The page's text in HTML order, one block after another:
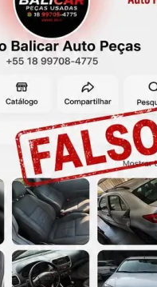
Largura Da
Comprimento
Peso Da
Número De
Modelo:
e Devolução